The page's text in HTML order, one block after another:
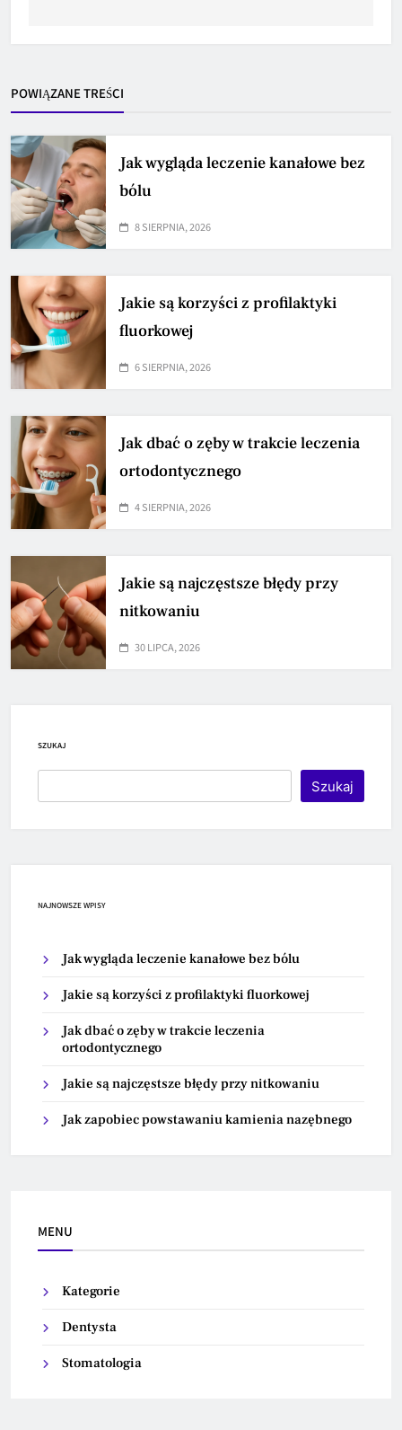
POWIĄZANE TREŚCI
Jak wygląda leczenie kanałowe bez
bólu
8 SIERPNIA, 2026
Jakie są korzyści z profilaktyki
fluorkowej
6 SIERPNIA, 2026
Jak dbać o zęby w trakcie leczenia
ortodontycznego
4 SIERPNIA, 2026
Jakie są najczęstsze błędy przy
nitkowaniu
30 LIPCA, 2026
SZUKAJ
Szukaj
NAJNOWSZE WPISY
Jak wygląda leczenie kanałowe bez bólu
Jakie są korzyści z profilaktyki fluorkowej
Jak dbać o zęby w trakcie leczenia
ortodontycznego
Jakie są najczęstsze błędy przy nitkowaniu
Jak zapobiec powstawaniu kamienia nazębnego
MENU
Kategorie
Dentysta
Stomatologia